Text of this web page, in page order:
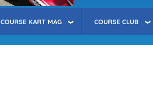
COURSE KART MAG COURSE CLUB